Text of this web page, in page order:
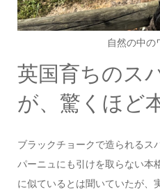
自然の中の
英国育ちのス
が、驚くほど
ブラックチョークで造られるス
パーニュにも引けを取らない本
に似ているとは聞いていたが、